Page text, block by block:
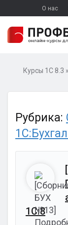
О нас
Курсы 1С 8.3 »
Рубрика:
1С:8